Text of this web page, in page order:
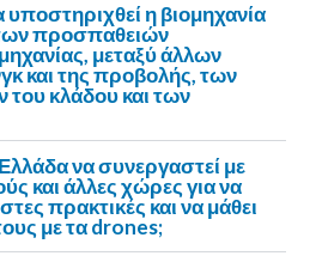
η βιομηχανία
προσπαθειών
μεταξύ άλλων
και της προβολής, των
του κλάδου και των
να συνεργαστεί με
και άλλες χώρες για να
πρακτικές και να μάθει
με τα drones;